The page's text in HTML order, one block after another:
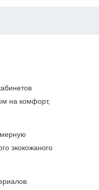
на комфорт,
экокожаного